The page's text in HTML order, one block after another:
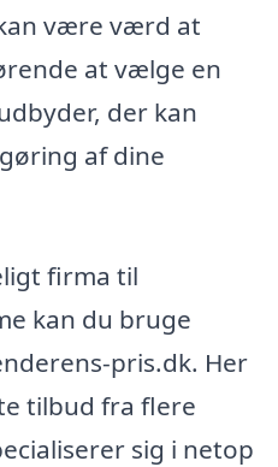
være værd at
at vælge en
der kan
af dine
firma til
kan du bruge
pris.dk. Her
tilbud fra flere
sig i netop